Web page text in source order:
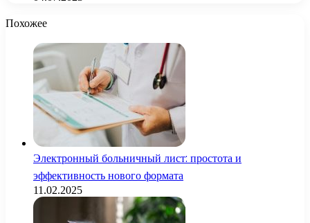
Похожее
Электронный больничный лист: простота и
эффективность нового формата
11.02.2025